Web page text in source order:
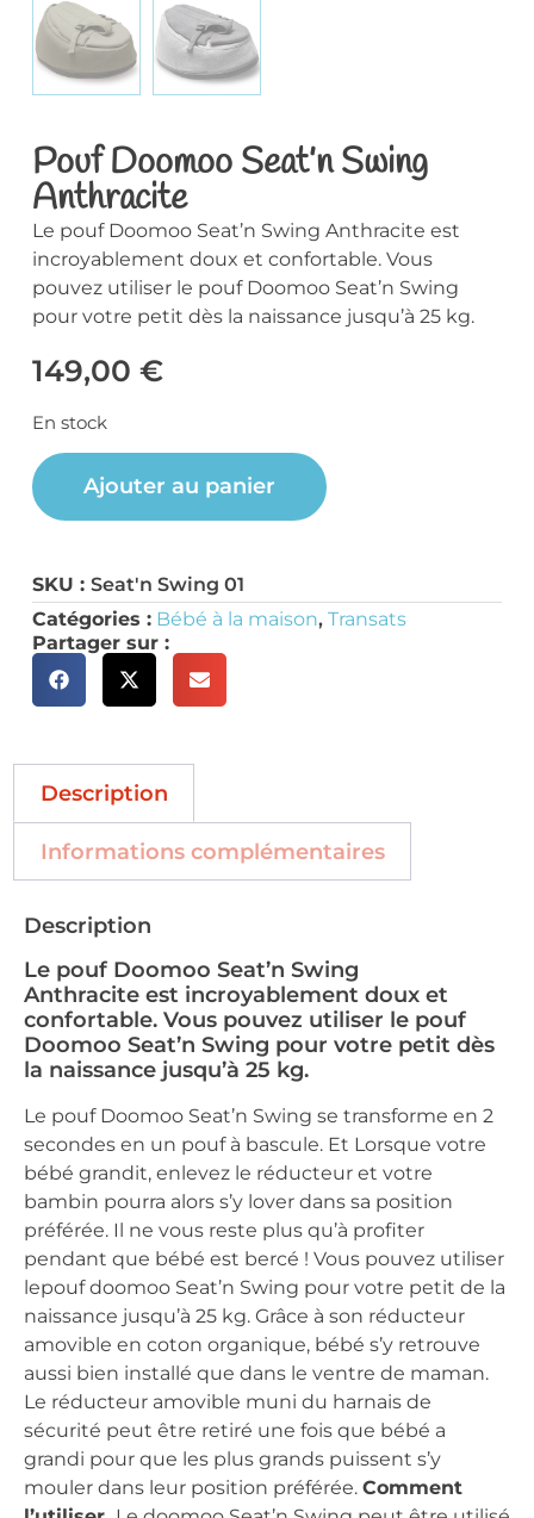
Pouf Doomoo Seat’n Swing
Anthracite
Le pouf Doomoo Seat’n Swing Anthracite est
incroyablement doux et confortable. Vous
pouvez utiliser le pouf Doomoo Seat’n Swing
pour votre petit dès la naissance jusqu’à 25 kg.
149,00 €
En stock
Ajouter au panier
SKU : Seat'n Swing 01
Catégories : Bébé à la maison, Transats
Partager sur :
Description
Informations complémentaires
Description
Le pouf Doomoo Seat’n Swing
Anthracite est incroyablement doux et
confortable. Vous pouvez utiliser le pouf
Doomoo Seat’n Swing pour votre petit dès
la naissance jusqu’à 25 kg.
Le pouf Doomoo Seat’n Swing se transforme en 2
secondes en un pouf à bascule. Et Lorsque votre
bébé grandit, enlevez le réducteur et votre
bambin pourra alors s’y lover dans sa position
préférée. Il ne vous reste plus qu’à profiter
pendant que bébé est bercé ! Vous pouvez utiliser
lepouf doomoo Seat’n Swing pour votre petit de la
naissance jusqu’à 25 kg. Grâce à son réducteur
amovible en coton organique, bébé s’y retrouve
aussi bien installé que dans le ventre de maman.
Le réducteur amovible muni du harnais de
sécurité peut être retiré une fois que bébé a
grandi pour que les plus grands puissent s’y
mouler dans leur position préférée. Comment